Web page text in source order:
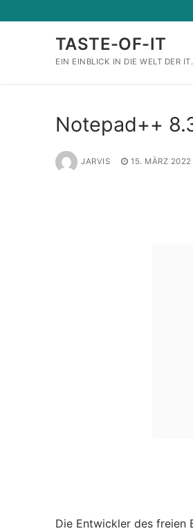
Inhalt
TASTE-OF-IT
EIN EINBLICK IN DIE WELT DER IT.
Notepad++
JARVIS 15. MÄRZ 2022
Die Entwickler des freien